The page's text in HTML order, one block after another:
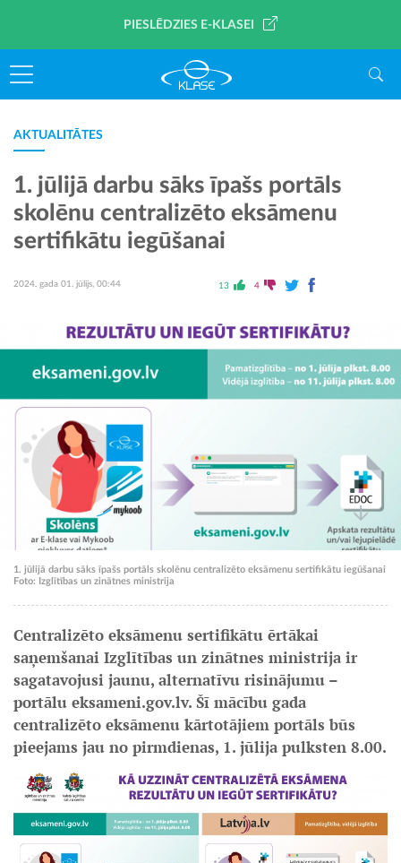
PIESLĒDZIES E-KLASEI
AKTUALITĀTES
1. jūlijā darbu sāks īpašs portāls
skolēnu centralizēto eksāmenu
sertifikātu iegūšanai
2024. gada 01. jūlijs, 00:44 13 4
1. jūlijā darbu sāks īpašs portāls skolēnu centralizēto eksāmenu sertifikātu iegūšanai
Foto: Izglītības un zinātnes ministrija
Centralizēto eksāmenu sertifikātu ērtākai
saņemšanai Izglītības un zinātnes ministrija ir
sagatavojusi jaunu, alternatīvu risinājumu –
portālu eksameni.gov.lv. Šī mācību gada
centralizēto eksāmenu kārtotājiem portāls būs
pieejams jau no pirmdienas, 1. jūlija pulksten 8.00.